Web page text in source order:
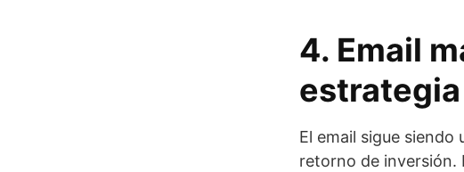
4. Email
El email sigue
retorno de inversión.